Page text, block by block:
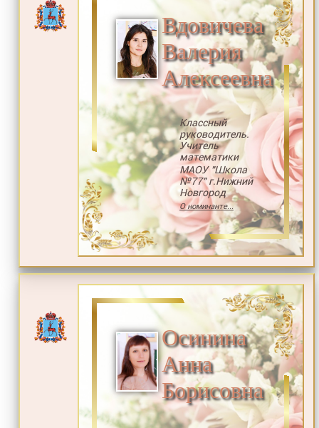
Вдовичева
Валерия
Алексеевна
Классный
руководитель.
Учитель
математики
МАОУ "Школа
№77" г.Нижний
Новгород
О номинанте...
Осинина
Анна
Борисовна